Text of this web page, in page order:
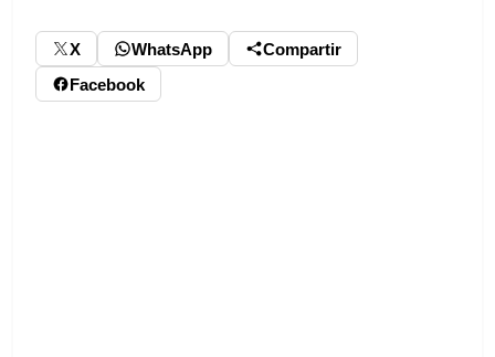
X WhatsApp
Compartir
Facebook